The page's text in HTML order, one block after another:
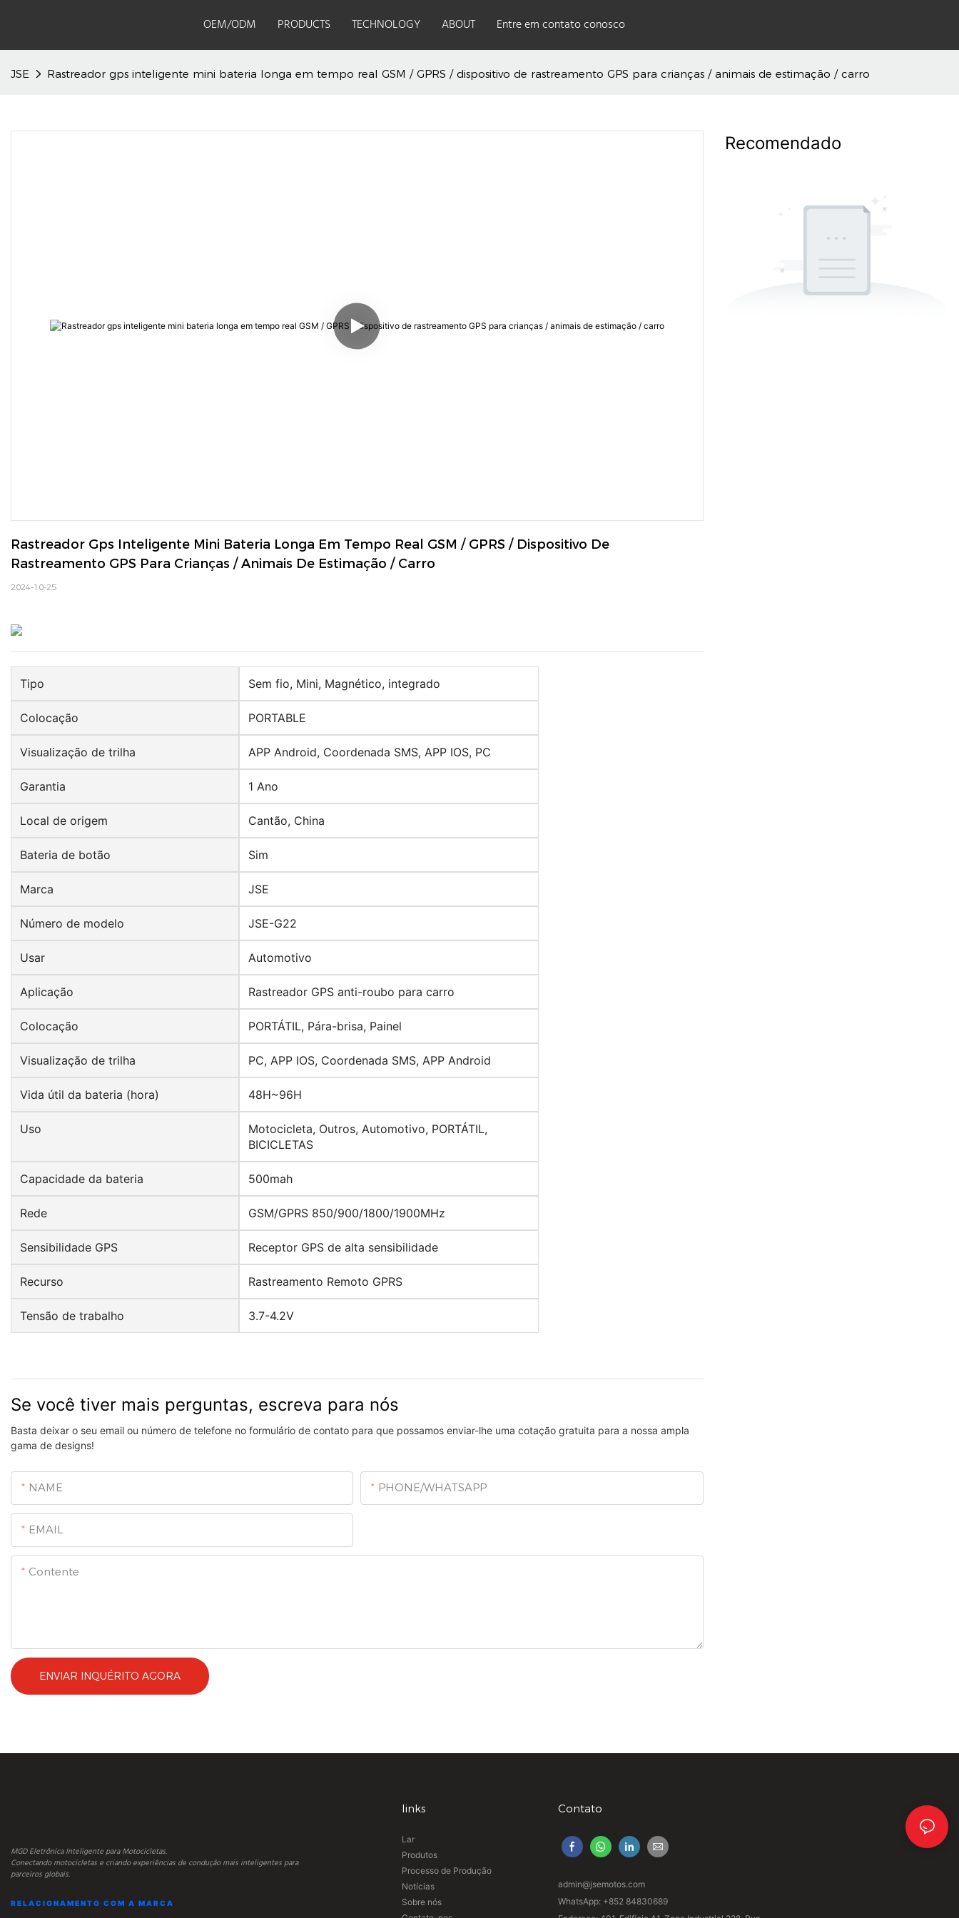
OEM/ODM PRODUCTS TECHNOLOGY ABOUT Entre em contato conosco
JSE Rastreador gps inteligente mini bateria longa em tempo real GSM / GPRS / dispositivo de rastreamento GPS para crianças / animais de estimação / carro
Rastreador Gps Inteligente Mini Bateria Longa Em Tempo Real GSM / GPRS / Dispositivo De
Rastreamento GPS Para Crianças / Animais De Estimação / Carro
2024-10-25
Tipo Sem fio, Mini, Magnético, integrado
Colocação PORTABLE
Visualização de trilha APP Android, Coordenada SMS, APP IOS, PC
Garantia 1 Ano
Local de origem Cantão, China
Bateria de botão Sim
Marca JSE
Número de modelo JSE-G22
Usar Automotivo
Aplicação Rastreador GPS anti-roubo para carro
Colocação PORTÁTIL, Pára-brisa, Painel
Visualização de trilha PC, APP IOS, Coordenada SMS, APP Android
Vida útil da bateria (hora) 48H~96H
Uso
Motocicleta, Outros, Automotivo, PORTÁTIL,
BICICLETAS
Capacidade da bateria 500mah
Rede GSM/GPRS 850/900/1800/1900MHz
Sensibilidade GPS Receptor GPS de alta sensibilidade
Recurso Rastreamento Remoto GPRS
Tensão de trabalho 3.7-4.2V
Se você tiver mais perguntas, escreva para nós
Basta deixar o seu email ou número de telefone no formulário de contato para que possamos enviar-lhe uma cotação gratuita para a nossa ampla
gama de designs!
NAME PHONE/WHATSAPP
EMAIL
Contente
ENVIAR INQUÉRITO AGORA
Recomendado
MGD Eletrônica Inteligente para Motocicletas.
Conectando motocicletas e criando experiências de condução mais inteligentes para
parceiros globais.
RELACIONAMENTO COM A MARCA
links
Lar
Produtos
Processo de Produção
Notícias
Sobre nós
Contato
admin@jsemotos.com
WhatsApp: +852 84830689